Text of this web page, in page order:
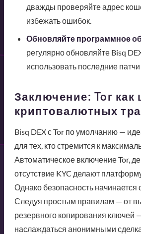
дважды проверяйте адрес
избежать ошибок.
Обновляйте программное
регулярно обновляйте Bisq
использовать последние
Заключение: Tor как
криптовалютных
Bisq DEX с Tor по умолчанию —
для тех, кто стремится к
Автоматическое включение Tor,
отсутствие KYC делают
Однако безопасность начинается
Следуя простым правилам — от
резервного копирования ключей
наслаждаться анонимными